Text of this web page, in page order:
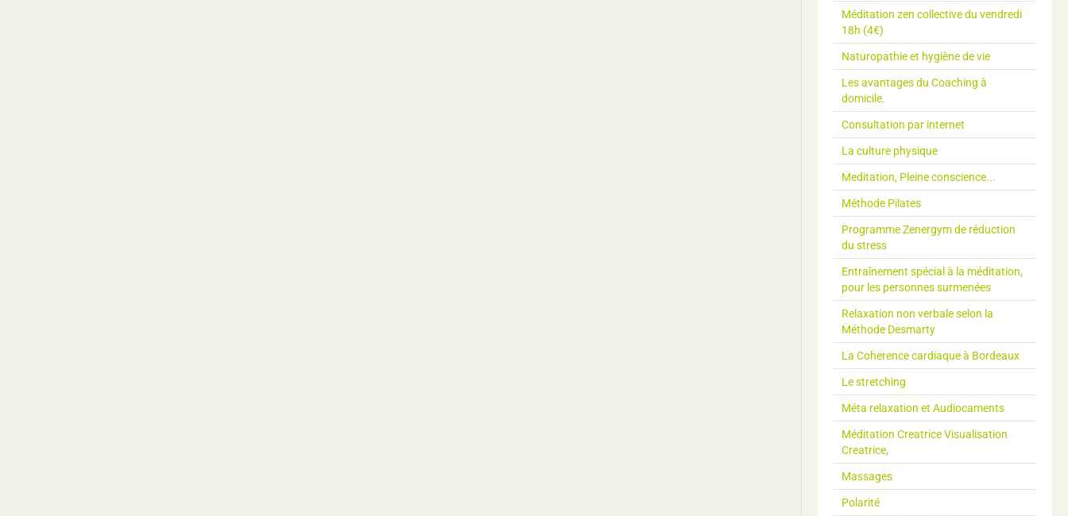
Méditation zen collective du vendredi
18h (4€)
Naturopathie et hygiène de vie
Les avantages du Coaching à
domicile.
Consultation par internet
La culture physique
Meditation, Pleine conscience...
Méthode Pilates
Programme Zenergym de réduction
du stress
Entraînement spécial à la méditation,
pour les personnes surmenées
Relaxation non verbale selon la
Méthode Desmarty
La Coherence cardiaque à Bordeaux
Le stretching
Méta relaxation et Audiocaments
Méditation Creatrice Visualisation
Creatrice,
Massages
Polarité